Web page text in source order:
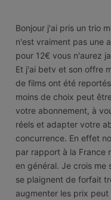
Bonjour j'ai pris un trio
n'est vraiment pas une
pour 12€ vous n'aurez
Et j'ai betv et son offre
de films ont été
moins de choix peut
votre abonnement, à
réels et adapter votre
concurrence. En effet
par rapport à la France
en général. Je crois me
se plaignent de forfait
augmenter les prix